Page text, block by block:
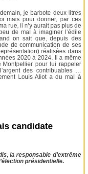
je barbote deux litres
mais pour donner, par ces
rue, il n’y aurait pas plus de
de mal à imaginer l’édile
on sait que, depuis des
de communication de ses
réalisées dans
2020 à 2024. Il a même
Montpellier pour lui rappeler
des contribuables …
Louis Aliot a du mal à
candidate
la responsable d’extrême
présidentielle.